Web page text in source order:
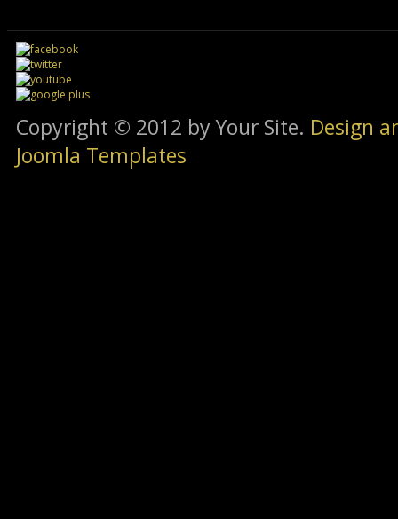
Copyright © 2012 by Your Site. Design
Joomla Templates